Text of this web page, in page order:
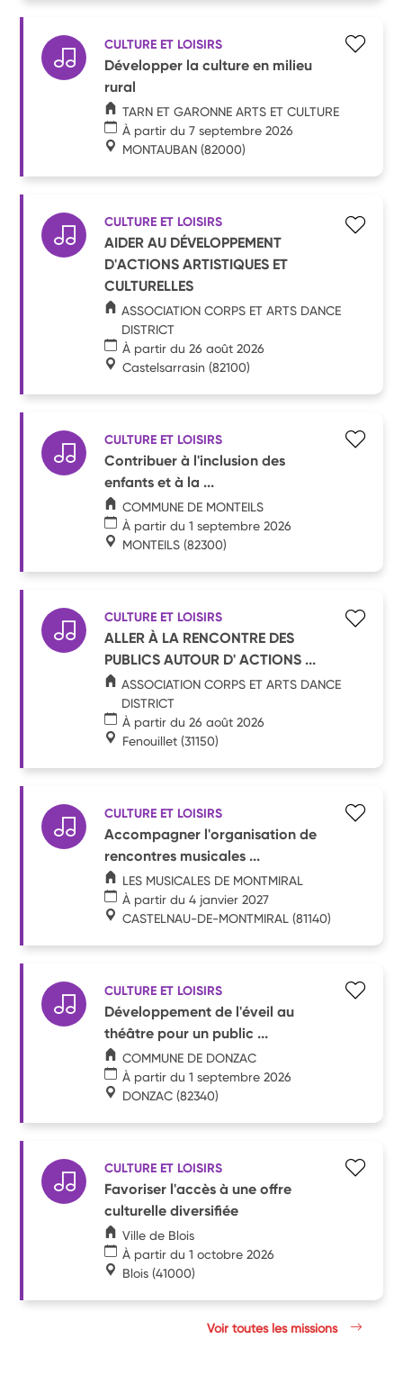
CULTURE ET LOISIRS
Développer la culture en milieu
rural
TARN ET GARONNE ARTS ET CULTURE
À partir du 7 septembre 2026
MONTAUBAN (82000)
CULTURE ET LOISIRS
AIDER AU DÉVELOPPEMENT
D'ACTIONS ARTISTIQUES ET
CULTURELLES
ASSOCIATION CORPS ET ARTS DANCE
DISTRICT
À partir du 26 août 2026
Castelsarrasin (82100)
CULTURE ET LOISIRS
Contribuer à l'inclusion des
enfants et à la ...
COMMUNE DE MONTEILS
À partir du 1 septembre 2026
MONTEILS (82300)
CULTURE ET LOISIRS
ALLER À LA RENCONTRE DES
PUBLICS AUTOUR D' ACTIONS ...
ASSOCIATION CORPS ET ARTS DANCE
DISTRICT
À partir du 26 août 2026
Fenouillet (31150)
CULTURE ET LOISIRS
Accompagner l'organisation de
rencontres musicales ...
LES MUSICALES DE MONTMIRAL
À partir du 4 janvier 2027
CASTELNAU-DE-MONTMIRAL (81140)
CULTURE ET LOISIRS
Développement de l'éveil au
théâtre pour un public ...
COMMUNE DE DONZAC
À partir du 1 septembre 2026
DONZAC (82340)
CULTURE ET LOISIRS
Favoriser l'accès à une offre
culturelle diversifiée
Ville de Blois
À partir du 1 octobre 2026
Blois (41000)
Voir toutes les missions